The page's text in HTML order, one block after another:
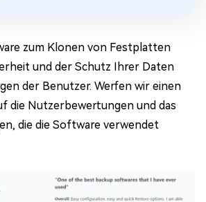
zum Klonen von Festplatten
und der Schutz Ihrer Daten
der Benutzer. Werfen wir einen
die Nutzerbewertungen und das
die die Software verwendet